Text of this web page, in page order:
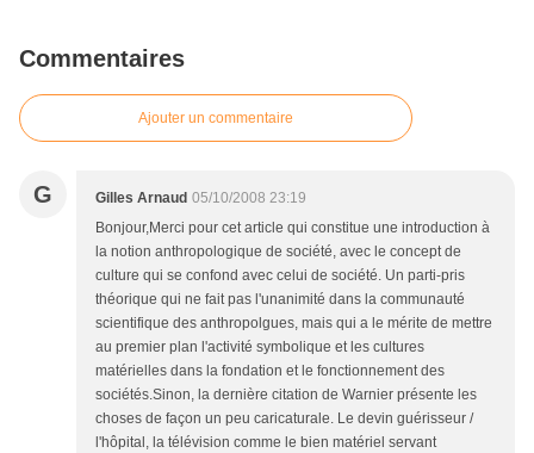
Commentaires
Ajouter un commentaire
G Gilles Arnaud 05/10/2008 23:19
Bonjour,Merci pour cet article qui constitue une introduction à
la notion anthropologique de société, avec le concept de
culture qui se confond avec celui de société. Un parti-pris
théorique qui ne fait pas l'unanimité dans la communauté
scientifique des anthropolgues, mais qui a le mérite de mettre
au premier plan l'activité symbolique et les cultures
matérielles dans la fondation et le fonctionnement des
sociétés.Sinon, la dernière citation de Warnier présente les
choses de façon un peu caricaturale. Le devin guérisseur /
l'hôpital, la télévision comme le bien matériel servant